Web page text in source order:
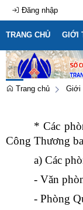
Đăng nhập
TRANG CHỦ GIỚI
Trang chủ Giới
* Các
Công Thương
a) Các
- Văn
- Phòng
22/12/2024 của
công nghệ, đổi
2026)
Ngày ban hành:
Số:3092/SCT-
(Tuyên
thi, hỏi đáp các